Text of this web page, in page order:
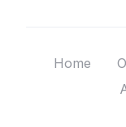
Home